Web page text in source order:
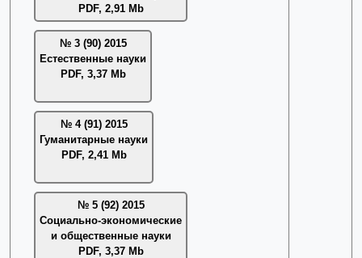
PDF, 2,91 Mb
№ 3 (90) 2015
Естественные науки
PDF, 3,37 Mb
№ 4 (91) 2015
Гуманитарные науки
PDF, 2,41 Mb
№ 5 (92) 2015
Социально-экономические
и общественные науки
PDF, 3,37 Mb